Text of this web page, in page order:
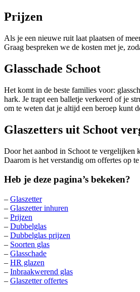
Prijzen
Als je een nieuwe ruit laat plaatsen of
Graag bespreken we de kosten met je,
Glasschade Schoot
Het komt in de beste families voor:
hark. Je trapt een balletje verkeerd of je
om te weten dat je altijd een beroep kunt
Glaszetters uit Schoot
Door het aanbod in Schoot te vergelijken
Daarom is het verstandig om offertes op
Heb je deze pagina’s bekeken?
– Glaszetter
– Glaszetter inhuren
– Prijzen
– Dubbelglas
– Dubbelglas prijzen
– Soorten glas
– Glasschade
– HR glazen
– Inbraakwerend glas
– Glaszetter offertes